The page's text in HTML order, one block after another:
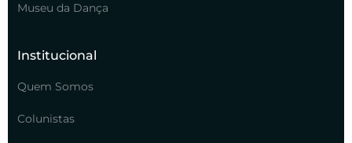
Museu da Dança
Institucional
Quem Somos
Colunistas